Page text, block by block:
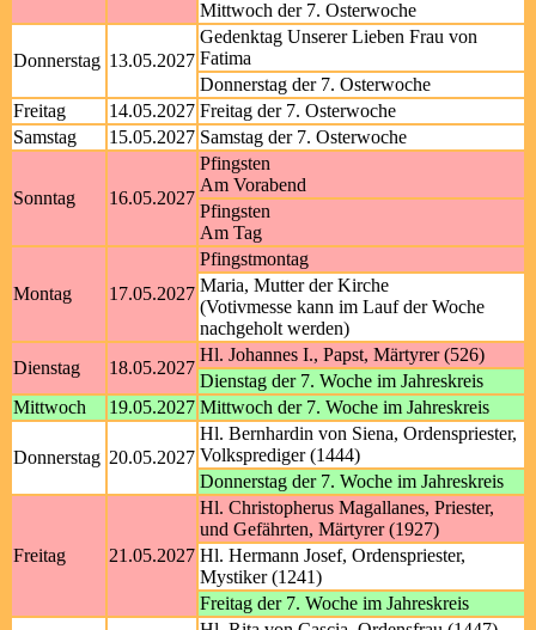
Mittwoch der 7. Osterwoche
Donnerstag 13.05.2027
Gedenktag Unserer Lieben Frau von
Fatima
Donnerstag der 7. Osterwoche
Freitag
14.05.2027 Freitag der 7. Osterwoche
Samstag
15.05.2027 Samstag der 7. Osterwoche
Sonntag 16.05.2027
Pfingsten
Am Vorabend
Pfingsten
Am Tag
Montag 17.05.2027
Pfingstmontag
Maria, Mutter der Kirche
(Votivmesse kann im Lauf der Woche
nachgeholt werden)
Dienstag
18.05.2027
Hl. Johannes I., Papst, Märtyrer (526)
Dienstag der 7. Woche im Jahreskreis
Mittwoch
19.05.2027 Mittwoch der 7. Woche im Jahreskreis
Donnerstag 20.05.2027
Hl. Bernhardin von Siena, Ordenspriester,
Volksprediger (1444)
Donnerstag der 7. Woche im Jahreskreis
Freitag 21.05.2027
Hl. Christopherus Magallanes, Priester,
und Gefährten, Märtyrer (1927)
Hl. Hermann Josef, Ordenspriester,
Mystiker (1241)
Freitag der 7. Woche im Jahreskreis